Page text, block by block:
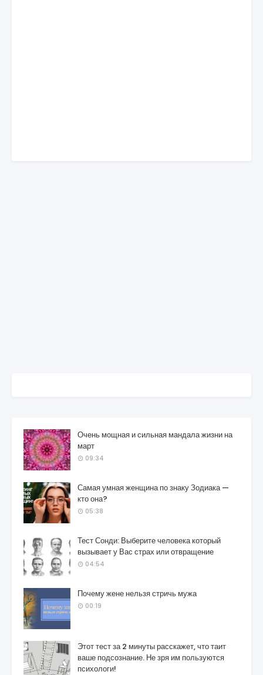
Очень мощная и сильная мандала жизни на
март
09:34
Самая умная женщина по знаку Зодиака —
кто она?
05:38
Тест Сонди: Выберите человека который
вызывает у Вас страх или отвращение
04:54
Почему жене нельзя стричь мужа
00:19
Этот тест за 2 минуты расскажет, что таит
ваше подсознание. Не зря им пользуются
психологи!